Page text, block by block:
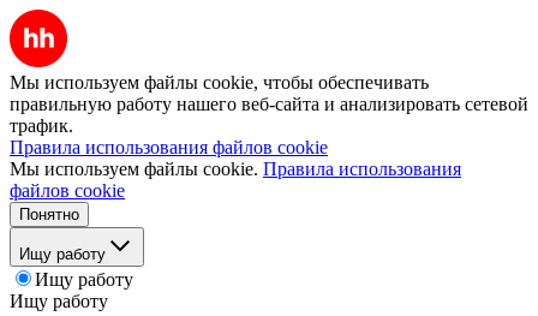
Мы используем файлы cookie, чтобы обеспечивать
правильную работу нашего веб-сайта и анализировать сетевой
трафик.
Правила использования файлов cookie
Мы используем файлы cookie. Правила использования
файлов cookie
Понятно
Ищу работу
Ищу работу
Ищу работу